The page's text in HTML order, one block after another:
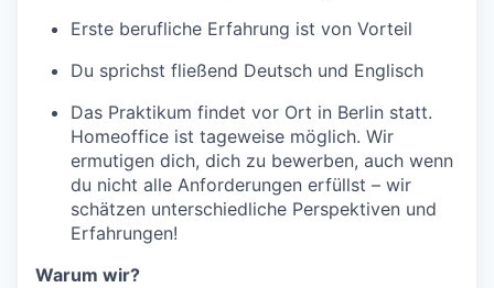
Erste berufliche Erfahrung ist von Vorteil
Du sprichst fließend Deutsch und Englisch
Das Praktikum findet vor Ort in Berlin statt.
Homeoffice ist tageweise möglich. Wir
ermutigen dich, dich zu bewerben, auch wenn
du nicht alle Anforderungen erfüllst – wir
schätzen unterschiedliche Perspektiven und
Erfahrungen!
Warum wir?